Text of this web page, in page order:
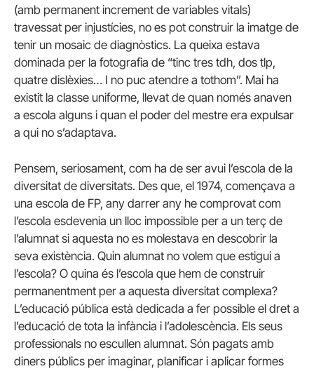
(amb permanent increment de variables vitals)
travessat per injustícies, no es pot construir la imatge de
tenir un mosaic de diagnòstics. La queixa estava
dominada per la fotografia de “tinc tres tdh, dos tlp,
quatre dislèxies… I no puc atendre a tothom”. Mai ha
existit la classe uniforme, llevat de quan només anaven
a escola alguns i quan el poder del mestre era expulsar
a qui no s’adaptava.
Pensem, seriosament, com ha de ser avui l’escola de la
diversitat de diversitats. Des que, el 1974, començava a
una escola de FP, any darrer any he comprovat com
l’escola esdevenia un lloc impossible per a un terç de
l’alumnat si aquesta no es molestava en descobrir la
seva existència. Quin alumnat no volem que estigui a
l’escola? O quina és l’escola que hem de construir
permanentment per a aquesta diversitat complexa?
L’educació pública està dedicada a fer possible el dret a
l’educació de tota la infància i l’adolescència. Els seus
professionals no escullen alumnat. Són pagats amb
diners públics per imaginar, planificar i aplicar formes